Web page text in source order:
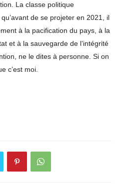
La classe politique
de se projeter en 2021, il
à la pacification du pays, à la
et à la sauvegarde de l’intégrité
ne le dites à personne. Si on
c’est moi.